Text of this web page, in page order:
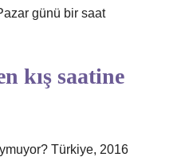
günü bir saat
kış saatine
Türkiye, 2016